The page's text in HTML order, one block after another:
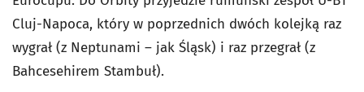
Cluj-Napoca, który w poprzednich dwóch kolejką raz
wygrał (z Neptunami – jak Śląsk) i raz przegrał (z
Bahcesehirem Stambuł).